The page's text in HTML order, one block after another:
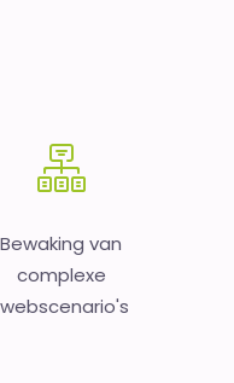
Bewaking van
complexe
webscenario's